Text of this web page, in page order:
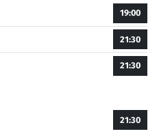
19:00
21:30
21:30
21:30